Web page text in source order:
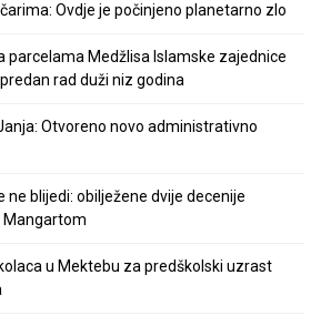
Ovdje je počinjeno planetarno zlo
parcelama Medžlisa Islamske zajednice
rad duži niz godina
Otvoreno novo administrativno
ne blijedi: obilježene dvije decenije
Mangartom
u Mektebu za predškolski uzrast